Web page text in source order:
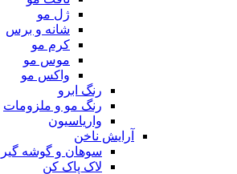
ژل مو
شانه و برس
کرم مو
موس مو
واکس مو
رنگ ابرو
رنگ مو و ملزومات
واریاسیون
آرایش ناخن
سوهان و گوشه گیر
لاک پاک کن